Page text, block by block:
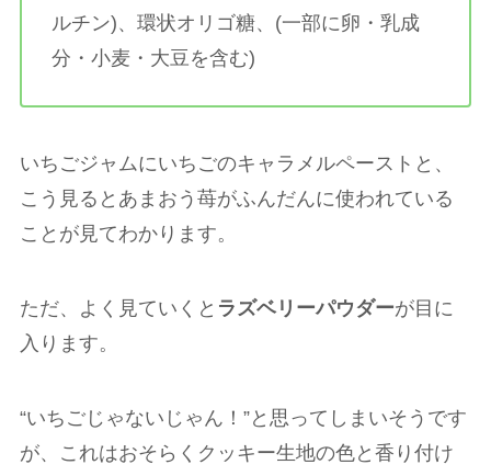
ルチン)、環状オリゴ糖、(一部に卵・乳成
分・小麦・大豆を含む)
いちごジャムにいちごのキャラメルペーストと、
こう見るとあまおう苺がふんだんに使われている
ことが見てわかります。
ただ、よく見ていくと ラズベリーパウダーが目に
入ります。
“いちごじゃないじゃん！”と思ってしまいそうです
が、これはおそらくクッキー生地の色と香り付け